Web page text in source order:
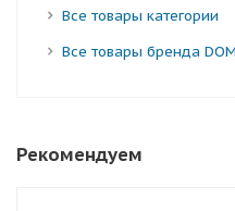
Все товары категории
Все товары бренда
Рекомендуем